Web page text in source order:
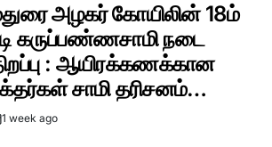
அழகர் கோயிலின் 18ம்
கருப்பண்ணசாமி நடை
: ஆயிரக்கணக்கான
சாமி தரிசனம்…
1 week ago